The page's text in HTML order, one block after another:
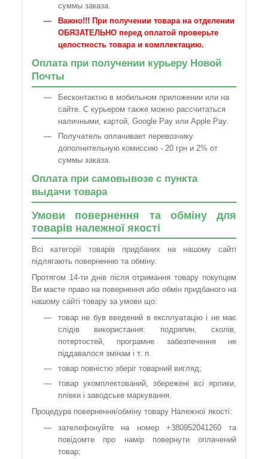
суммы заказа.
Важно!!! При получении товара на отделении
ОБЯЗАТЕЛЬНО перед оплатой проверьте
целостность товара и комплектацию.
Оплата при получении курьеру Новой
Почты
Бесконтактно в мобильном приложении или на
сайте. С курьером также можно рассчитаться
наличными, картой, Google Pay или Apple Pay.
Получатель оплачивает перевозчику
дополнительную комиссию - 20 грн и 2% от
суммы заказа.
Оплата при самовывозе с пункта
выдачи товара
Умови повернення та обміну для
товарів належної якості
Всі категорії товарів придбаних на нашому сайті
підлягають поверненню та обміну.
Протягом 14-ти днів після отримання товару покупцем
Ви маєте право на повернення або обмін придбаного на
нашому сайті товару за умови що:
товар не був введений в експлуатацію і не має
слідів використання: подряпин, сколів,
потертостей, програмне забезпечення не
піддавалося змінам і т. п.
товар повністю зберіг товарний вигляд;
товар укомплектований, збережені всі ярлики,
плівки і заводське маркування.
Процедура повернення/обміну товару Належної якості:
зателефонуйте на номер +380952041260 та
повідомте про намір повернути оплачений
товар;